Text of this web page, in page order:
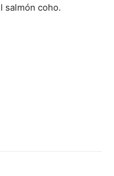
salmón coho.